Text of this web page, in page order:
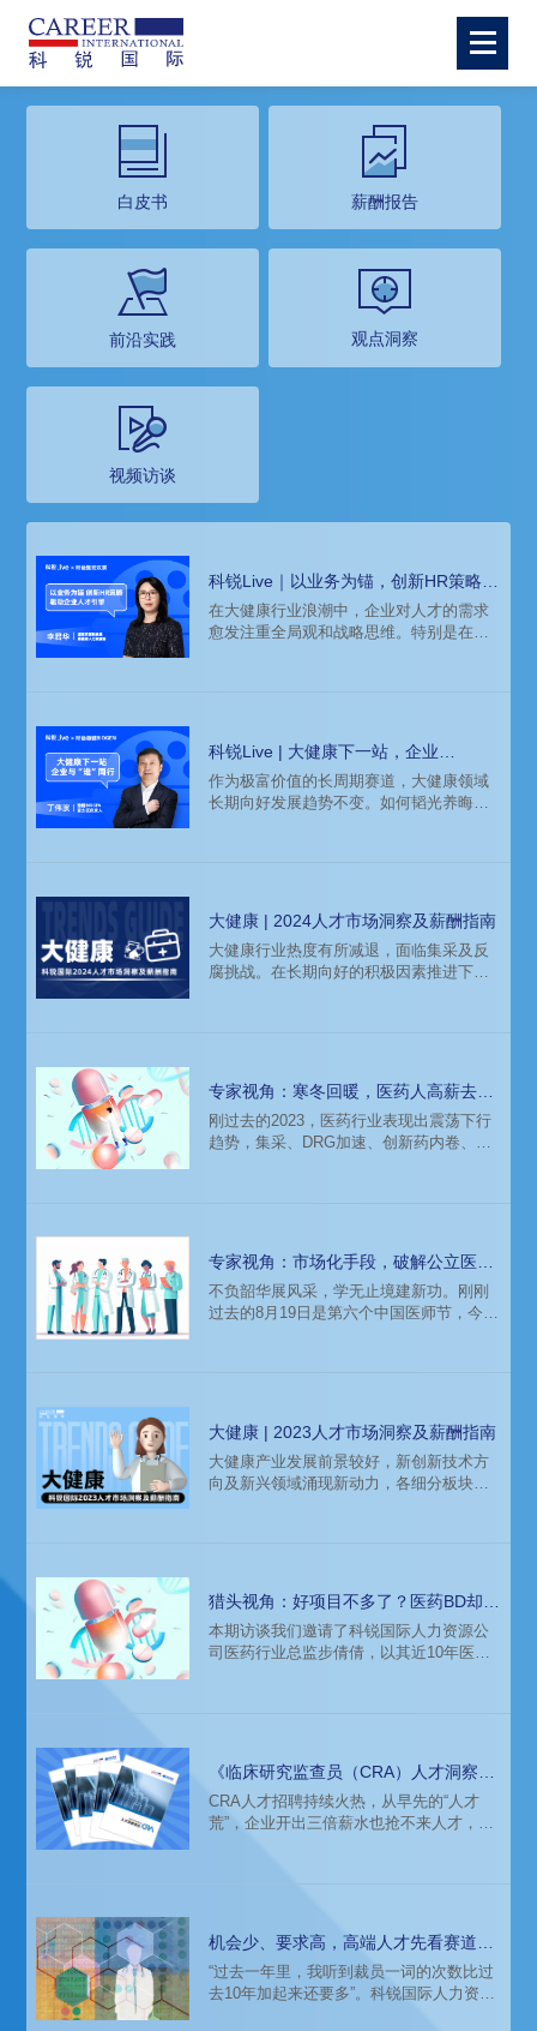
白皮书 薪酬报告
前沿实践 观点洞察
视频访谈
科锐Live｜以业务为锚，创新HR策略驱
动企业人才引擎
在大健康行业浪潮中，企业对人才的需求
愈发注重全局观和战略思维。特别是在生
君华，对此提出了以业务为锚定的 HR 策
略，通过创新的 HR 产品和文化建设，推
动企业与人才共同成长。
科锐Live | 大健康下一站，企业
与“谁”同行？
作为极富价值的长周期赛道，大健康领域
长期向好发展趋势不变。如何韬光养晦，
大健康 | 2024人才市场洞察及薪酬指南
大健康行业热度有所减退，面临集采及反
腐挑战。在长期向好的积极因素推进下，
专家视角：寒冬回暖，医药人高薪去处
之“医学岗”
刚过去的2023，医药行业表现出震荡下行
趋势，集采、DRG加速、创新药内卷、医
展空间。创新迭代，人才先行，医药人蛰
伏一隅，等待晨光熹微，伴随新的周期蓄
势起飞。
专家视角：市场化手段，破解公立医院
高层次人才引进难题
不负韶华展风采，学无止境建新功。刚刚
过去的8月19日是第六个中国医师节，今年
大健康 | 2023人才市场洞察及薪酬指南
大健康产业发展前景较好，新创新技术方
向及新兴领域涌现新动力，各细分板块处
猎头视角：好项目不多了？医药BD却
200万年薪难招一岗？！
本期访谈我们邀请了科锐国际人力资源公
司医药行业总监步倩倩，以其近10年医药
医药企业抢占人才先机，洞见市场，赢得
2023。一起来看：
《临床研究监查员（CRA）人才洞察报
告》
CRA人才招聘持续火热，从早先的“人才
荒”，企业开出三倍薪水也抢不来人才，到
想要招到与岗位精准匹配的CRA人才依旧
很难。
机会少、要求高，高端人才先看赛道！
2023医药人才向这里去！
“过去一年里，我听到裁员一词的次数比过
去10年加起来还要多”。科锐国际人力资源